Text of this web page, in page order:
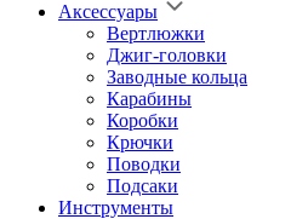
Аксессуары
Вертлюжки
Джиг-головки
Заводные кольца
Карабины
Коробки
Крючки
Поводки
Подсаки
Инструменты